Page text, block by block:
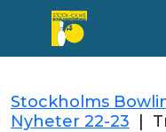
Stockholms
Nyheter 22-23